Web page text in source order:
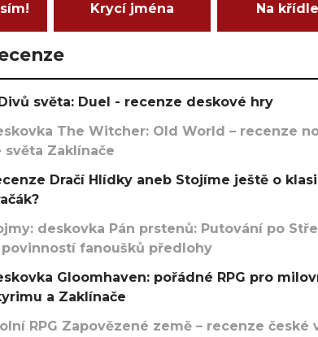
Krycí jména Na
světa: Duel - recenze deskové hry
The Witcher: Old World – recenze
světa Zaklínače
Dračí Hlídky aneb Stojíme ještě o
deskovka Pán prstenů: Putování po
fanoušků předlohy
Gloomhaven: pořádné RPG pro
a Zaklínače
RPG Zapovězené země – recenze české